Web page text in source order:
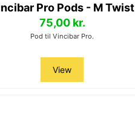
Pro Pods - M Twist
75,00 kr.
Pod til Vincibar Pro.
View